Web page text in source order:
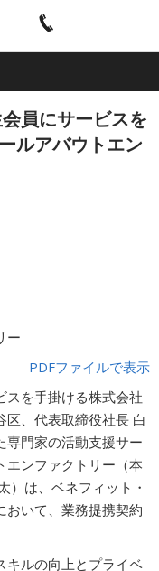
シ
ョ
ン
員にサービスを
ルアバウトエン
ー
PDFファイルで表示
スを手掛ける株式会社
、代表取締役社長 白
専門家の活動支援サー
エンファクトリー（本
）は、ベネフィット・
おいて、業務提携契約
キルの向上とプライベ